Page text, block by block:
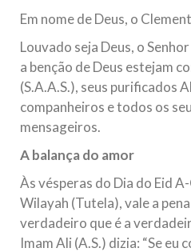
Em nome de Deus, o
Louvado seja Deus, o
a benção de Deus estejam
(S.A.A.S.), seus purificados
companheiros e todos os
mensageiros.
A balança do amor
Às vésperas do Dia do Eid
Wilayah (Tutela), vale a
verdadeiro que é a
Imam Ali (A.S.) dizia: “Se